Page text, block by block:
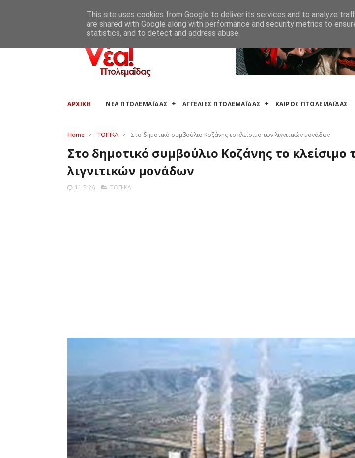
ΑΓΓΕΛΙΕΣ ΠΤΟΛΕΜΑΪΔΑΣ ΔΡΟΜΟΛΟΓΙΑ ΚΤΕΛ
ΑΡΧΙΚΗ ΝΕΑ ΠΤΟΛΕΜΑΪΔΑΣ ΑΓΓΕΛΙΕΣ ΠΤΟΛΕΜΑΪΔΑΣ ΚΑΙΡΟΣ ΠΤΟΛΕΜΑΪΔΑΣ
Home > ΤΟΠΙΚΑ > Στο δημοτικό συμβούλιο Κοζάνης το κλείσιμο των λιγνιτικών μονάδων
Στο δημοτικό συμβούλιο Κοζάνης το κλείσιμο
λιγνιτικών μονάδων
11.5.26 ΤΟΠΙΚΑ
This site uses cookies from Google to deliver its services and to analyze
are shared with Google along with performance and security metrics to
statistics, and to detect and address abuse.